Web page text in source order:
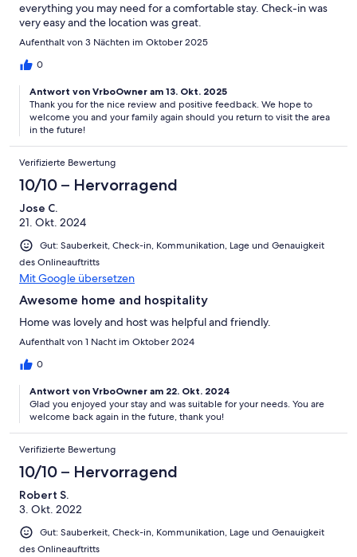
everything you may need for a comfortable stay. Check-in was
very easy and the location was great.
Aufenthalt von 3 Nächten im Oktober 2025
0
Antwort von VrboOwner am 13. Okt. 2025
Thank you for the nice review and positive feedback. We hope to
welcome you and your family again should you return to visit the area
in the future!
Verifizierte Bewertung
10/10 – Hervorragend
Jose C.
21. Okt. 2024
Gut: Sauberkeit, Check-in, Kommunikation, Lage und Genauigkeit
des Onlineauftritts
Mit Google übersetzen
Awesome home and hospitality
Home was lovely and host was helpful and friendly.
Aufenthalt von 1 Nacht im Oktober 2024
0
Antwort von VrboOwner am 22. Okt. 2024
Glad you enjoyed your stay and was suitable for your needs. You are
welcome back again in the future, thank you!
Verifizierte Bewertung
10/10 – Hervorragend
Robert S.
3. Okt. 2022
Gut: Sauberkeit, Check-in, Kommunikation, Lage und Genauigkeit
des Onlineauftritts